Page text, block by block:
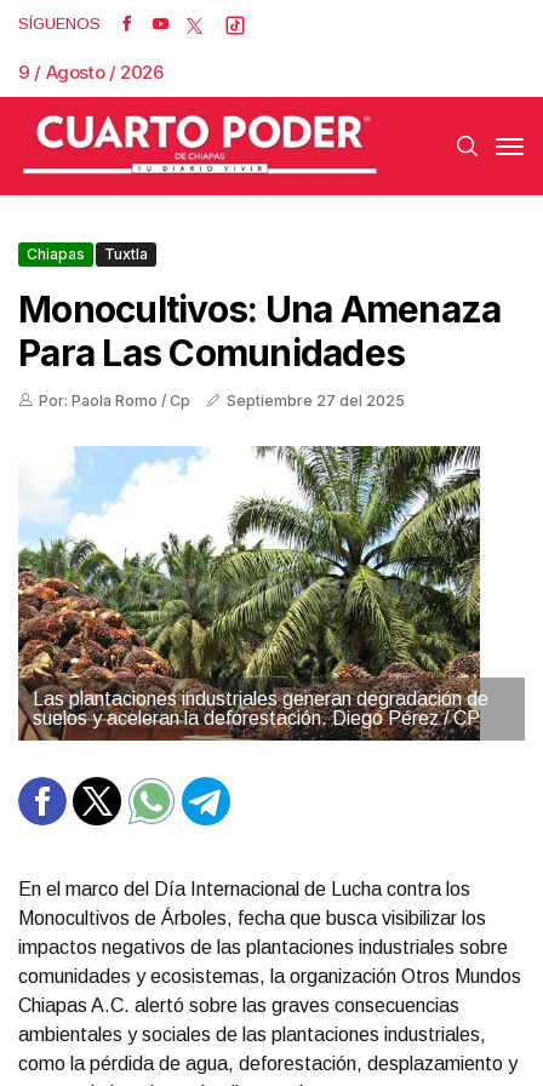
SÍGUENOS
9 / Agosto / 2026
Chiapas Tuxtla
Monocultivos: Una Amenaza
Para Las Comunidades
Por: Paola Romo / Cp Septiembre 27 del 2025
Las plantaciones industriales generan degradación de
suelos y aceleran la deforestación. Diego Pérez / CP
En el marco del Día Internacional de Lucha contra los
Monocultivos de Árboles, fecha que busca visibilizar los
impactos negativos de las plantaciones industriales sobre
comunidades y ecosistemas, la organización Otros Mundos
Chiapas A.C. alertó sobre las graves consecuencias
ambientales y sociales de las plantaciones industriales,
como la pérdida de agua, deforestación, desplazamiento y